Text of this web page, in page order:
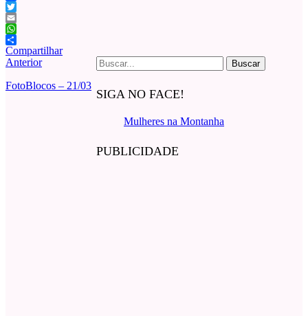
Facebook
Twitter
Email
WhatsApp
Compartilhar
Buscar
por:
SIGA NO FACE!
Mulheres na Montanha
PUBLICIDADE
Anterior
FotoBlocos – 21/03